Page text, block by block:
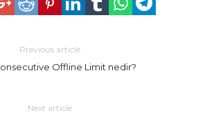
Previous article
Offline Limit nedir?
Next article